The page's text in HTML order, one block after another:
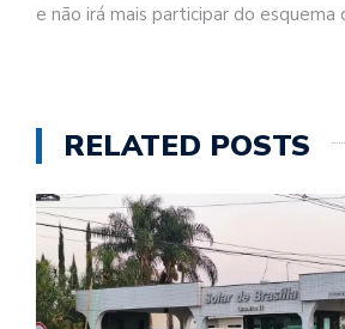
e não irá mais participar do esquema
RELATED POSTS